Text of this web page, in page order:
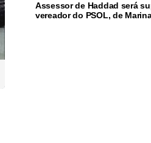
Assessor de Haddad será
vereador do PSOL, de